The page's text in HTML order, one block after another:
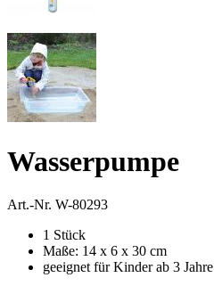
Wasserpumpe
Art.-Nr. W-80293
1 Stück
Maße: 14 x 6 x 30 cm
geeignet für Kinder ab 3 Jahre